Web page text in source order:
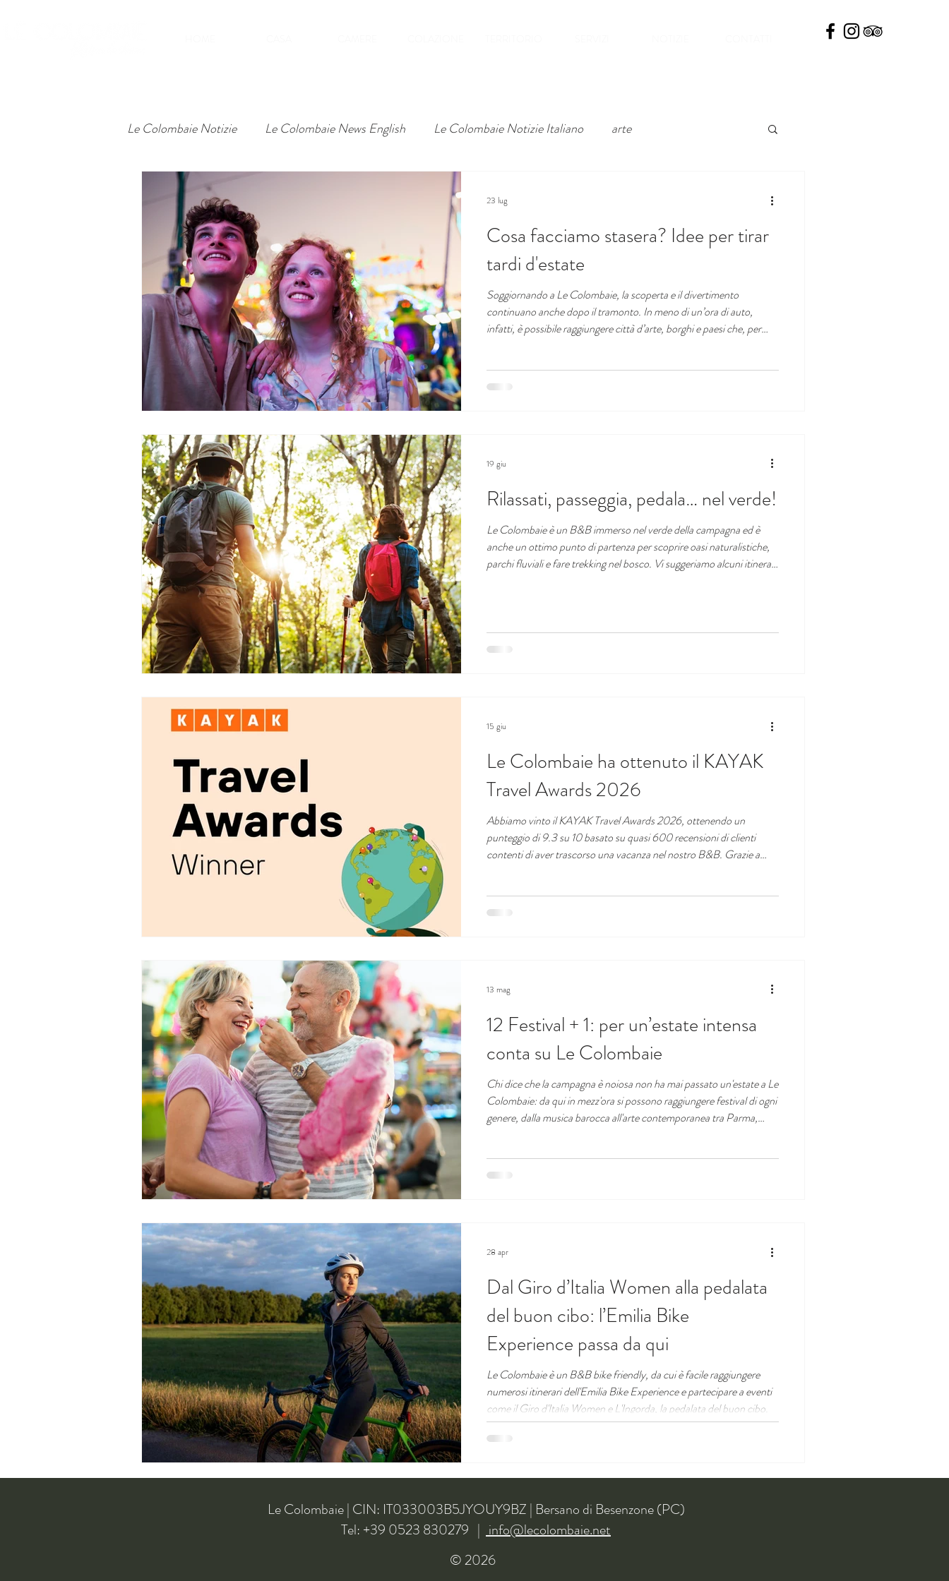
Le Colombaie Notizie Le Colombaie News English Le Colombaie Notizie Italiano arte
Cosa facciamo stasera? Idee per tirar
tardi d'estate
Soggiornando a Le Colombaie, la scoperta e il divertimento
continuano anche dopo il tramonto. In meno di un’ora di auto,
infatti, è possibile raggiungere città d’arte, borghi e paesi che, per
eventi enogastronomici in splendidi borghi antichi e castelli. L'estate
23 lug
Rilassati, passeggia, pedala… nel verde!
Le Colombaie è un B&B immerso nel verde della campagna ed è
anche un ottimo punto di partenza per scoprire oasi naturalistiche,
parchi fluviali e fare trekking nel bosco. Vi suggeriamo alcuni itinerari
19 giu
Le Colombaie ha ottenuto il KAYAK
Travel Awards 2026
Abbiamo vinto il KAYAK Travel Awards 2026, ottenendo un
punteggio di 9.3 su 10 basato su quasi 600 recensioni di clienti
contenti di aver trascorso una vacanza nel nostro B&B. Grazie a
15 giu
12 Festival + 1: per un’estate intensa
conta su Le Colombaie
Chi dice che la campagna è noiosa non ha mai passato un'estate a Le
Colombaie: da qui in mezz'ora si possono raggiungere festival di ogni
genere, dalla musica barocca all'arte contemporanea tra Parma,
13 mag
Dal Giro d’Italia Women alla pedalata
del buon cibo: l’Emilia Bike
Experience passa da qui
Le Colombaie è un B&B bike friendly, da cui è facile raggiungere
numerosi itinerari dell'Emilia Bike Experience e partecipare a eventi
come il Giro d'Italia Women e L'Ingorda, la pedalata del buon cibo.
28 apr
Le Colombaie | CIN: IT033003B5JYOUY9BZ | Bersano di Besenzone (PC)
Tel: +39 0523 830279 | info@lecolombaie.net
© 2026